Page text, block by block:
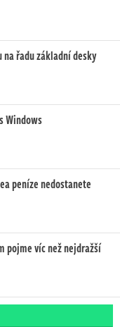
řadu základní desky
Windows
peníze nedostanete
pojme víc než nejdražší